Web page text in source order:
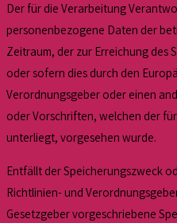
Der für die Verarbeitung
personenbezogene Daten der
Zeitraum, der zur Erreichung des
oder sofern dies durch den
Verordnungsgeber oder einen
oder Vorschriften, welchen der
unterliegt, vorgesehen wurde.
Entfällt der Speicherungszweck
Richtlinien- und
Gesetzgeber vorgeschriebene